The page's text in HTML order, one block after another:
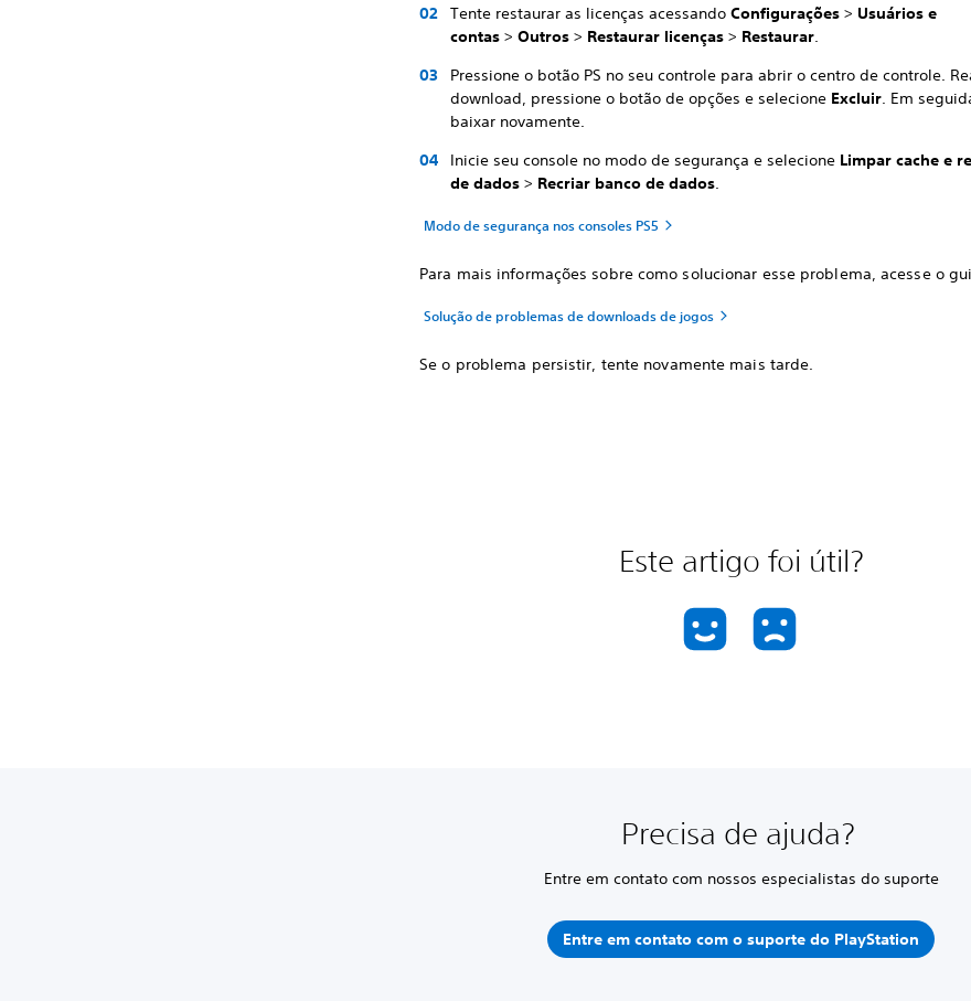
Tente restaurar as licenças acessandoConfigurações> Usuários e
contas >Outros> Restaurar licenças> Restaurar.
Pressione o botão PS no seu controle para abrir o centro de controle.
download, pressione o botão de opções e selecione Excluir. Em
baixar novamente.
Inicie seu console no modo de segurança e selecione Limpar cache e
de dados> Recriar banco de dados.
Modo de segurança nos consoles PS5
Para mais informações sobre como solucionar esse problema, acesse o
Solução de problemas de downloads de jogos
Se o problema persistir, tente novamente mais tarde.
Este artigo foi útil?
Precisa de ajuda?
Entre em contato com nossos especialistas do suporte
Entre em contato com o suporte do PlayStation